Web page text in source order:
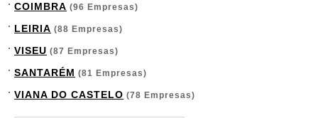
COIMBRA (96 Empresas)
LEIRIA (88 Empresas)
VISEU (87 Empresas)
SANTARÉM (81 Empresas)
VIANA DO CASTELO (78 Empresas)